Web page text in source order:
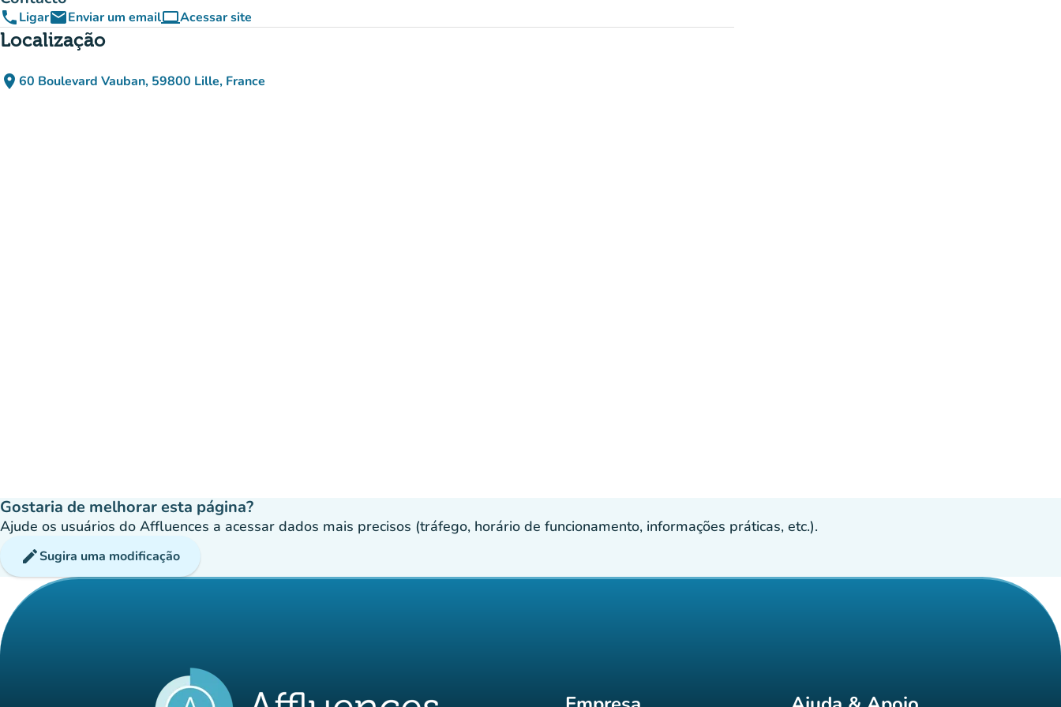
phoneLigaremailEnviar um emailcomputerAcessar site
(novo separador)
Localização
place 60 Boulevard Vauban, 59800 Lille, France
(abrir no Google Maps)
(novo separador)
Gostaria de melhorar esta página?
Ajude os usuários do Affluences a acessar dados mais precisos (tráfego, horário de funcionamento, informações práticas, etc.).
editSugira uma modificação